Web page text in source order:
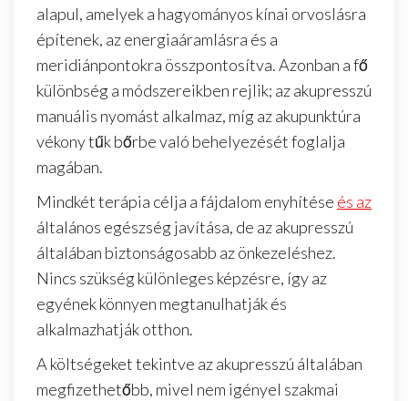
alapul, amelyek a hagyományos kínai orvoslásra
építenek, az energiaáramlásra és a
meridiánpontokra összpontosítva. Azonban a fő
különbség a módszereikben rejlik; az akupresszú
manuális nyomást alkalmaz, míg az akupunktúra
vékony tűk bőrbe való behelyezését foglalja
magában.
Mindkét terápia célja a fájdalom enyhítése és az
általános egészség javítása, de az akupresszú
általában biztonságosabb az önkezeléshez.
Nincs szükség különleges képzésre, így az
egyének könnyen megtanulhatják és
alkalmazhatják otthon.
A költségeket tekintve az akupresszú általában
megfizethetőbb, mivel nem igényel szakmai